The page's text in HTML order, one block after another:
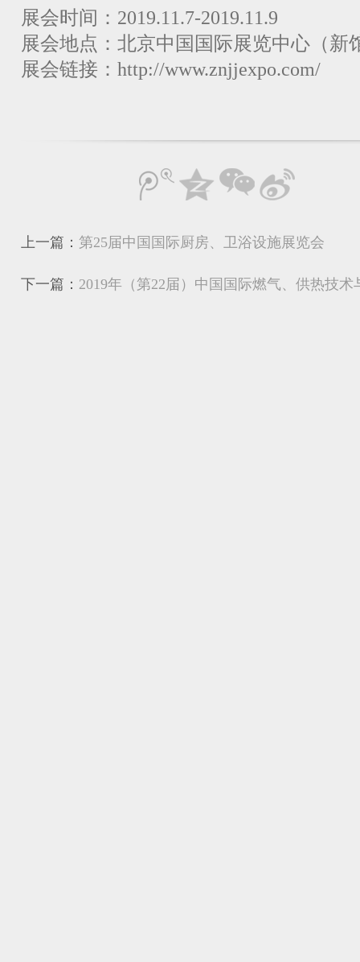
展会时间：2019.11.7-2019.11.9
展会地点：北京中国国际展览中心（新
展会链接：http://www.znjjexpo.com/
上一篇： 第25届中国国际厨房、卫浴设施展览会
下一篇： 2019年（第22届）中国国际燃气、供热技术